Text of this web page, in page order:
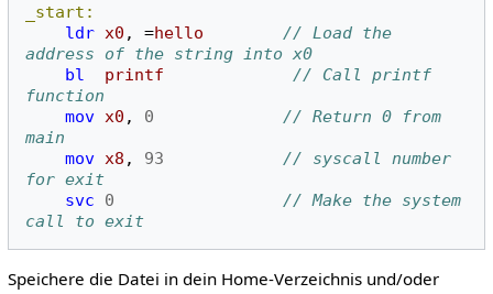
_start:
ldr x0 , =hello
// Load the
address of the string into x0
bl
printf
// Call printf
function
mov x0 , 0
// Return 0 from
main
mov x8 , 93
// syscall number
for exit
svc
0
// Make the system
call to exit
Speichere die Datei in dein Home-Verzeichnis und/oder